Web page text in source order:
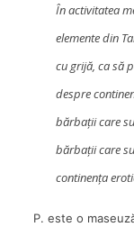
În activitatea
elemente din
cu grijă, ca să
despre
bărbații care
bărbații care
continența
P. este o